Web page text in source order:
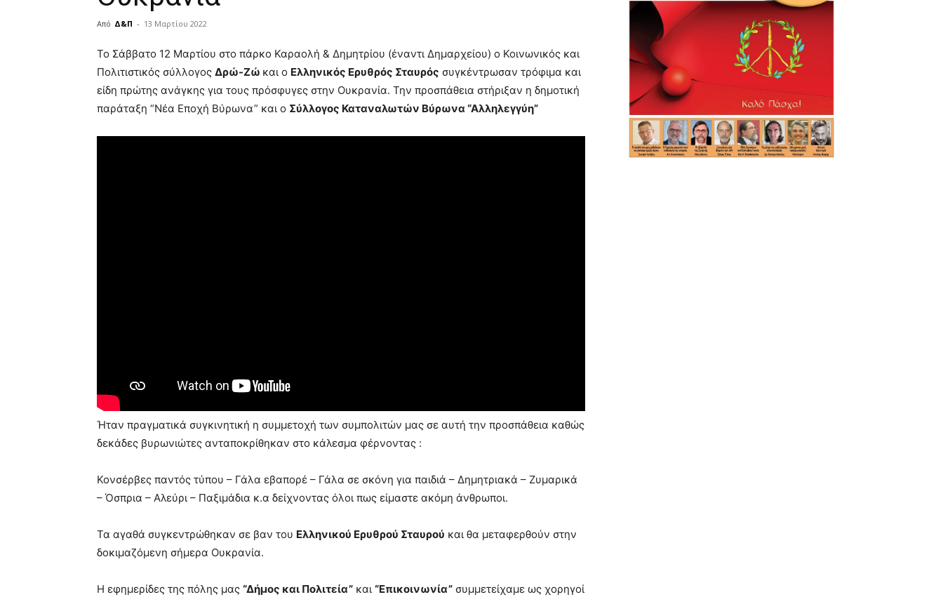
Από Δ&Π - 13 Μαρτίου 2022
blonde
lesbians
very
hot
cam
xxx
Το Σάββατο 12 Μαρτίου στο πάρκο Καραολή & Δημητρίου (έναντι Δημαρχείου) ο Κοινωνικός και
Πολιτιστικός σύλλογος Δρώ-Ζώ και ο Ελληνικός Ερυθρός Σταυρός συγκέντρωσαν τρόφιμα και
είδη πρώτης ανάγκης για τους πρόσφυγες στην Ουκρανία. Την προσπάθεια στήριξαν η δημοτική
παράταξη “Νέα Εποχή Βύρωνα” και ο Σύλλογος Καταναλωτών Βύρωνα “Αλληλεγγύη”
Ήταν πραγματικά συγκινητική η συμμετοχή των συμπολιτών μας σε αυτή την προσπάθεια καθώς
δεκάδες βυρωνιώτες ανταποκρίθηκαν στο κάλεσμα φέρνοντας :
Κονσέρβες παντός τύπου – Γάλα εβαπορέ – Γάλα σε σκόνη για παιδιά – Δημητριακά – Ζυμαρικά
– Όσπρια – Αλεύρι – Παξιμάδια κ.α δείχνοντας όλοι πως είμαστε ακόμη άνθρωποι.
Τα αγαθά συγκεντρώθηκαν σε βαν του Ελληνικού Ερυθρού Σταυρού και θα μεταφερθούν στην
δοκιμαζόμενη σήμερα Ουκρανία.
Η εφημερίδες της πόλης μας “Δήμος και Πολιτεία” και “Επικοινωνία” συμμετείχαμε ως χορηγοί